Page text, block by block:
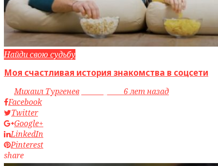
Найди свою судьбу
Моя счастливая история знакомства в соцсети
byМихаил Тургенев
6 лет назад
Facebook
Twitter
Google+
LinkedIn
Pinterest
share